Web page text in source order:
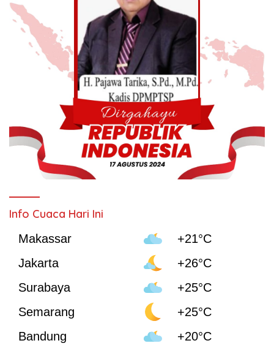
Info Cuaca Hari Ini
Makassar
+21°C
Jakarta
+26°C
Surabaya
+25°C
Semarang
+25°C
Bandung
+20°C